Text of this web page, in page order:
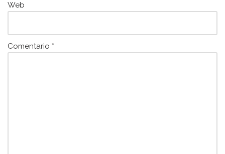
Web
Comentario *